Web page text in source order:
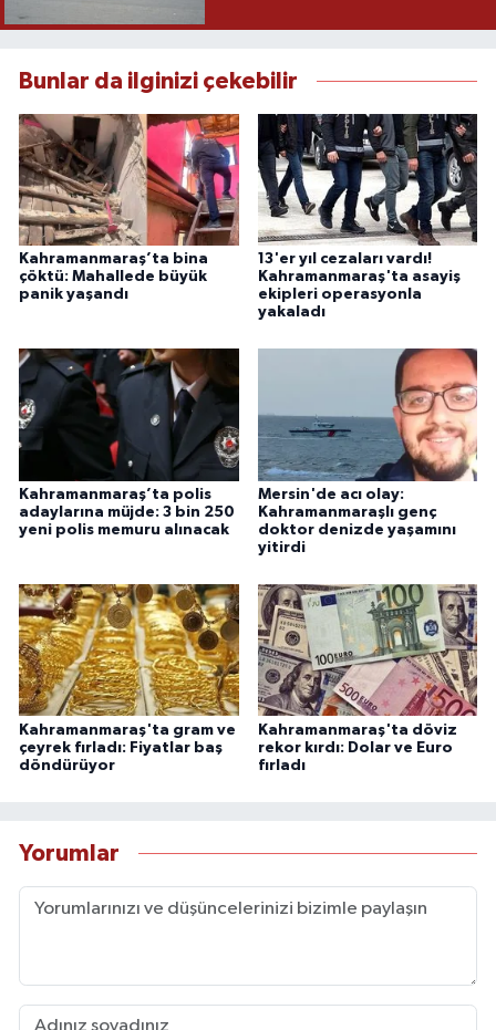
Bunlar da ilginizi çekebilir
Kahramanmaraş’ta bina
çöktü: Mahallede büyük
panik yaşandı
13'er yıl cezaları vardı!
Kahramanmaraş'ta asayiş
ekipleri operasyonla
yakaladı
Kahramanmaraş’ta polis
adaylarına müjde: 3 bin 250
yeni polis memuru alınacak
Mersin'de acı olay:
Kahramanmaraşlı genç
doktor denizde yaşamını
yitirdi
Kahramanmaraş'ta gram ve
çeyrek fırladı: Fiyatlar baş
döndürüyor
Kahramanmaraş'ta döviz
rekor kırdı: Dolar ve Euro
fırladı
Yorumlar